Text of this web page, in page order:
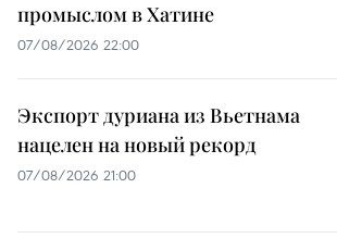
промыслом в Хатине
07/08/2026 22:00
Экспорт дуриана из Вьетнама
нацелен на новый рекорд
07/08/2026 21:00